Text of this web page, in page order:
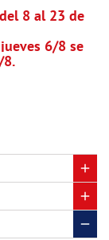
8 al 23 de
6/8 se